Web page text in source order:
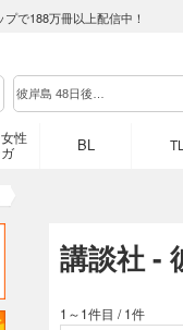
で188万冊以上配信中！
性
BL TL
講談社 -
1～1件目 /1件